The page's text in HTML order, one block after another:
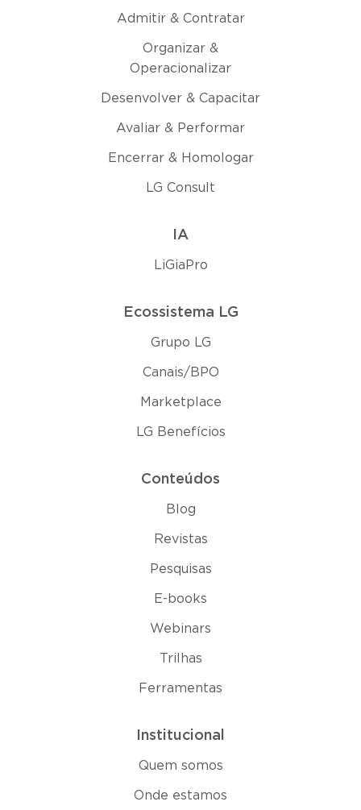
Admitir & Contratar
Organizar &
Operacionalizar
Desenvolver & Capacitar
Avaliar & Performar
Encerrar & Homologar
LG Consult
IA
LiGiaPro
Ecossistema LG
Grupo LG
Canais/BPO
Marketplace
LG Benefícios
Conteúdos
Blog
Revistas
Pesquisas
E-books
Webinars
Trilhas
Ferramentas
Institucional
Quem somos
Onde estamos